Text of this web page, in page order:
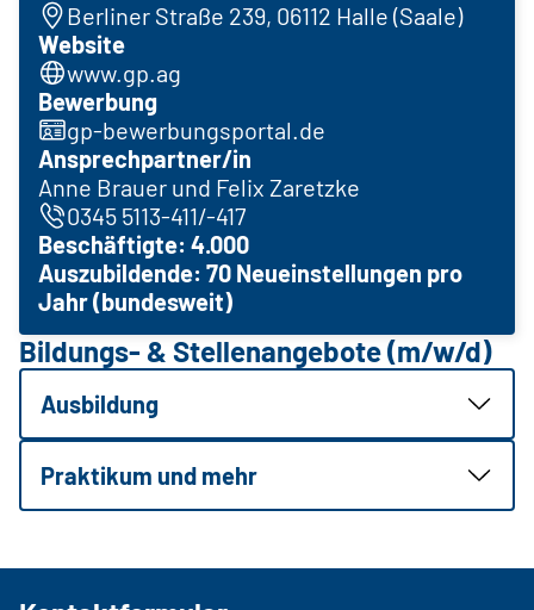
Berliner Straße 239, 06112 Halle (Saale)
Website
www.gp.ag
Bewerbung
gp-bewerbungsportal.de
Ansprechpartner/in
Anne Brauer und Felix Zaretzke
0345 5113-411/-417
Beschäftigte: 4.000
Auszubildende: 70 Neueinstellungen pro
Jahr (bundesweit)
Bildungs- & Stellenangebote (m/w/d)
Ausbildung
Praktikum und mehr